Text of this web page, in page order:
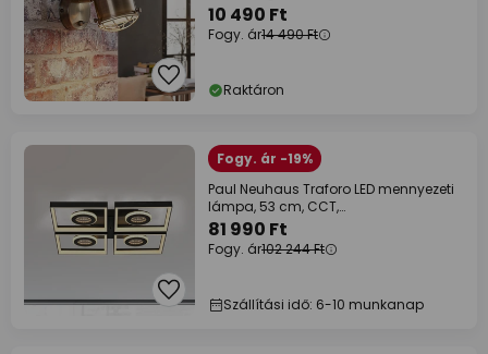
10 490 Ft
Fogy. ár14 490 Ft
Raktáron
Fogy. ár -19%
Paul Neuhaus Traforo LED mennyezeti
lámpa, 53 cm, CCT,
fényerőszabályzóval,
81 990 Ft
Fogy. ár102 244 Ft
Szállítási idő: 6-10 munkanap